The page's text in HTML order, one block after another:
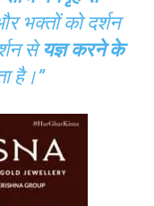
भक्तों को दर्शन
सेयज्ञ करने के
है।”